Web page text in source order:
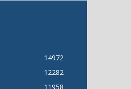
14972
12282
11958